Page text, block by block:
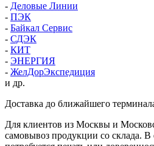
- Деловые Линии
- ПЭК
- Байкал Сервис
- СДЭК
- КИТ
- ЭНЕРГИЯ
- ЖелДорЭкспедиция
и др.
Доставка до ближайшего
Для клиентов из Москвы и
самовывоз продукции со склада. В